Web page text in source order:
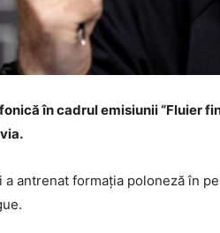
în cadrul emisiunii “Fluier
antrenat formația poloneză în